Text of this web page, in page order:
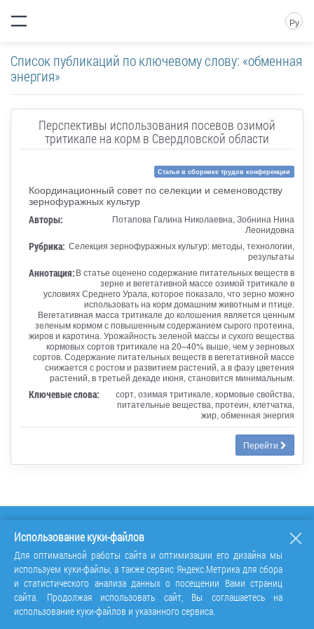
Ру
Список публикаций по ключевому слову: «обменная
энергия»
Перспективы использования посевов озимой
тритикале на корм в Свердловской области
Статья в сборнике трудов конференции
Координационный совет по селекции и семеноводству
зернофуражных культур
Авторы:
Потапова Галина Николаевна, Зобнина Нина
Леонидовна
Рубрика: Селекция зернофуражных культур: методы, технологии,
результаты
Аннотация:В статье оценено содержание питательных веществ в
зерне и вегетативной массе озимой тритикале в
условиях Среднего Урала, которое показало, что зерно можно
использовать на корм домашним животным и птице.
Вегетативная масса тритикале до колошения является ценным
зеленым кормом с повышенным содержанием сырого протеина,
жиров и каротина. Урожайность зеленой массы и сухого вещества
кормовых сортов тритикале на 20–40% выше, чем у зерновых
сортов. Содержание питательных веществ в вегетативной массе
снижается с ростом и развитием растений, а в фазу цветения
растений, в третьей декаде июня, становится минимальным.
Ключевые слова:
сорт, озимая тритикале, кормовые свойства,
питательные вещества, протеин, клетчатка,
жир, обменная энергия
Перейти
Использование куки-файлов
Для оптимальной работы сайта и оптимизации его дизайна мы
используем куки-файлы, а также сервис Яндекс.Метрика для сбора
и статистического анализа данных о посещении Вами страниц
сайта. Продолжая использовать сайт, Вы соглашаетесь на
использование куки-файлов и указанного сервиса.